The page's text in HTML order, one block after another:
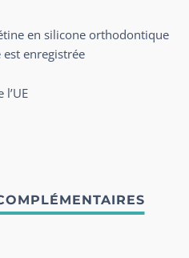
en silicone orthodontique
enregistrée